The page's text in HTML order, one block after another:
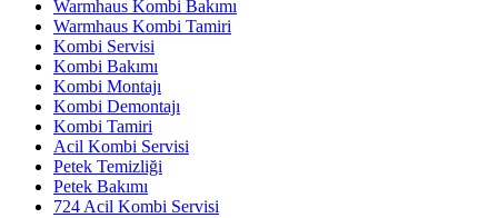
Warmhaus Kombi Bakımı
Warmhaus Kombi Tamiri
Kombi Servisi
Kombi Bakımı
Kombi Montajı
Kombi Demontajı
Kombi Tamiri
Acil Kombi Servisi
Petek Temizliği
Petek Bakımı
724 Acil Kombi Servisi